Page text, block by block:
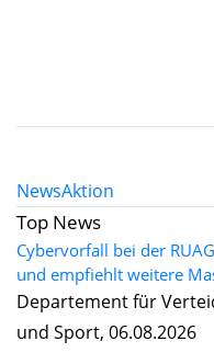
NewsAktion
Top News
Cybervorfall bei der
und empfiehlt weitere
Departement für
und Sport, 06.08.2026